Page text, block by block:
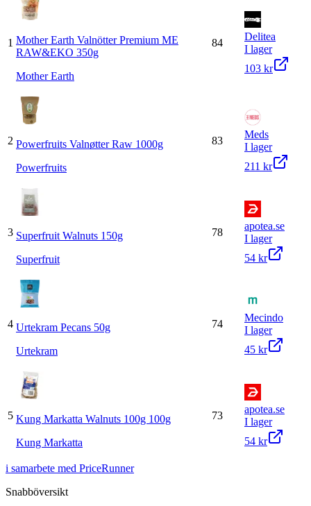
1 Mother Earth Valnötter Premium ME
RAW&EKO 350g
Mother Earth
84
Delitea
I lager
103 kr
2 Powerfruits Valnøtter Raw 1000g
Powerfruits
83
Meds
I lager
211 kr
3 Superfruit Walnuts 150g
Superfruit
78
apotea.se
I lager
54 kr
4 Urtekram Pecans 50g
Urtekram
74
Mecindo
I lager
45 kr
5 Kung Markatta Walnuts 100g 100g
Kung Markatta
73
apotea.se
I lager
54 kr
i samarbete med PriceRunner
Snabböversikt